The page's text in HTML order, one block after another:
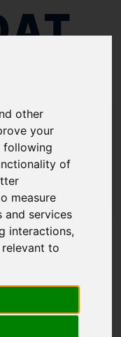
other
your
following
of
measure
and services
interactions,
to
- 325A
ДЛЯ
- 325A